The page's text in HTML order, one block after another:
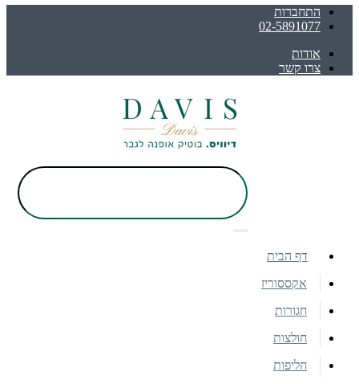
התחברות
02-5891077
אודות
צרו קשר
דף הבית
אקססוריז
חגורות
חולצות
חליפות